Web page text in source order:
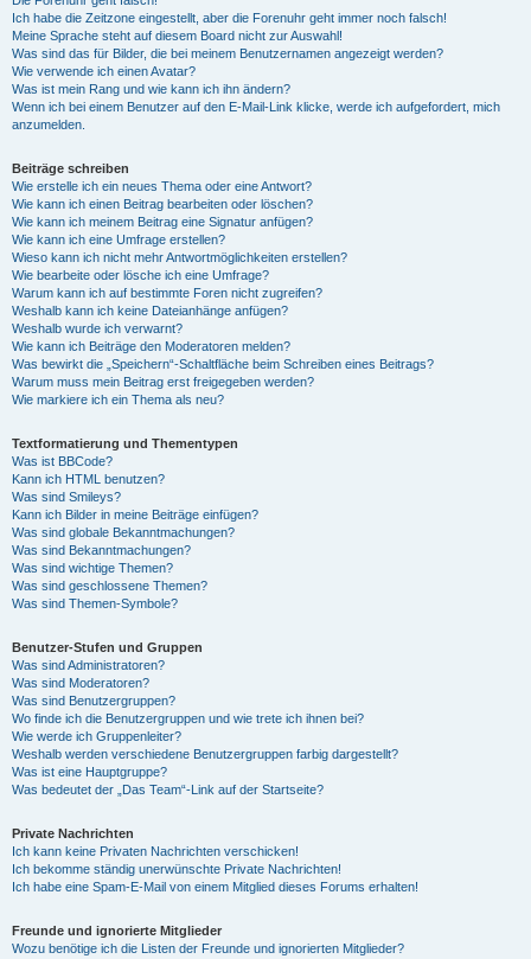
Ich habe die Zeitzone eingestellt, aber die Forenuhr geht immer noch falsch!
Meine Sprache steht auf diesem Board nicht zur Auswahl!
Was sind das für Bilder, die bei meinem Benutzernamen angezeigt werden?
Wie verwende ich einen Avatar?
Was ist mein Rang und wie kann ich ihn ändern?
Wenn ich bei einem Benutzer auf den E-Mail-Link klicke, werde ich aufgefordert, mich
anzumelden.
Beiträge schreiben
Wie erstelle ich ein neues Thema oder eine Antwort?
Wie kann ich einen Beitrag bearbeiten oder löschen?
Wie kann ich meinem Beitrag eine Signatur anfügen?
Wie kann ich eine Umfrage erstellen?
Wieso kann ich nicht mehr Antwortmöglichkeiten erstellen?
Wie bearbeite oder lösche ich eine Umfrage?
Warum kann ich auf bestimmte Foren nicht zugreifen?
Weshalb kann ich keine Dateianhänge anfügen?
Weshalb wurde ich verwarnt?
Wie kann ich Beiträge den Moderatoren melden?
Was bewirkt die „Speichern“-Schaltfläche beim Schreiben eines Beitrags?
Warum muss mein Beitrag erst freigegeben werden?
Wie markiere ich ein Thema als neu?
Textformatierung und Thementypen
Was ist BBCode?
Kann ich HTML benutzen?
Was sind Smileys?
Kann ich Bilder in meine Beiträge einfügen?
Was sind globale Bekanntmachungen?
Was sind Bekanntmachungen?
Was sind wichtige Themen?
Was sind geschlossene Themen?
Was sind Themen-Symbole?
Benutzer-Stufen und Gruppen
Was sind Administratoren?
Was sind Moderatoren?
Was sind Benutzergruppen?
Wo finde ich die Benutzergruppen und wie trete ich ihnen bei?
Wie werde ich Gruppenleiter?
Weshalb werden verschiedene Benutzergruppen farbig dargestellt?
Was ist eine Hauptgruppe?
Was bedeutet der „Das Team“-Link auf der Startseite?
Private Nachrichten
Ich kann keine Privaten Nachrichten verschicken!
Ich bekomme ständig unerwünschte Private Nachrichten!
Ich habe eine Spam-E-Mail von einem Mitglied dieses Forums erhalten!
Freunde und ignorierte Mitglieder
Wozu benötige ich die Listen der Freunde und ignorierten Mitglieder?